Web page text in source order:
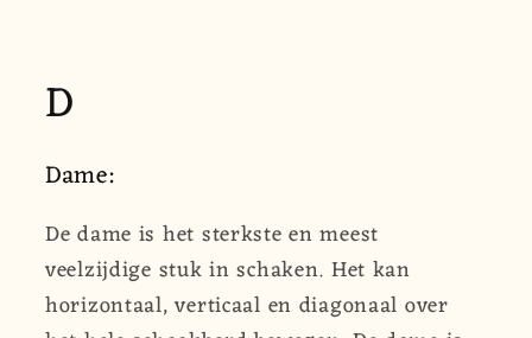
D
Dame:
De dame is het sterkste en meest
veelzijdige stuk in schaken. Het kan
horizontaal, verticaal en diagonaal over